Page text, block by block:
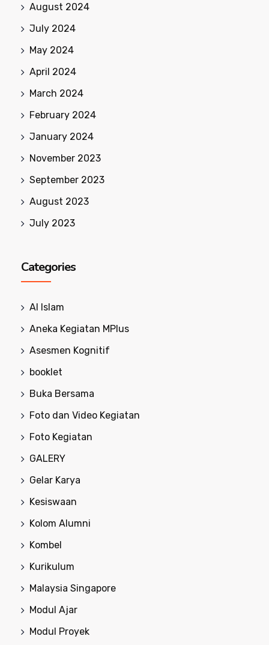
August 2024
July 2024
May 2024
April 2024
March 2024
February 2024
January 2024
November 2023
September 2023
August 2023
July 2023
Categories
Al Islam
Aneka Kegiatan MPlus
Asesmen Kognitif
booklet
Buka Bersama
Foto dan Video Kegiatan
Foto Kegiatan
GALERY
Gelar Karya
Kesiswaan
Kolom Alumni
Kombel
Kurikulum
Malaysia Singapore
Modul Ajar
Modul Proyek